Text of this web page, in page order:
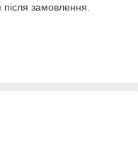
замовлення.